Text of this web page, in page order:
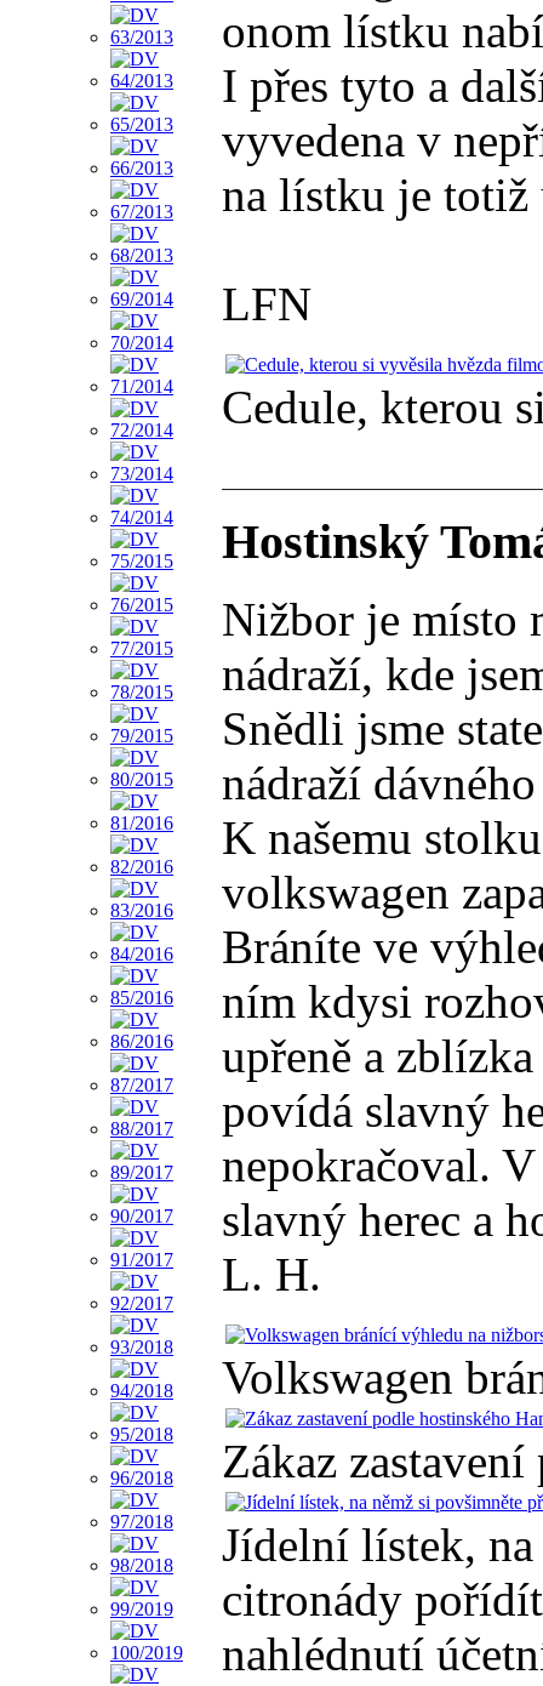
onom lístku
I přes tyto a
vyvedena v
na lístku je
LFN
Cedule, kterou
Hostinský
Nižbor je místo
nádraží, kde
Snědli jsme
nádraží
K našemu
volkswagen
Bráníte ve
ním kdysi
upřeně a
povídá slavný
nepokračoval.
slavný herec a
L. H.
Volkswagen
Zákaz
Jídelní lístek,
citronády
nahlédnutí